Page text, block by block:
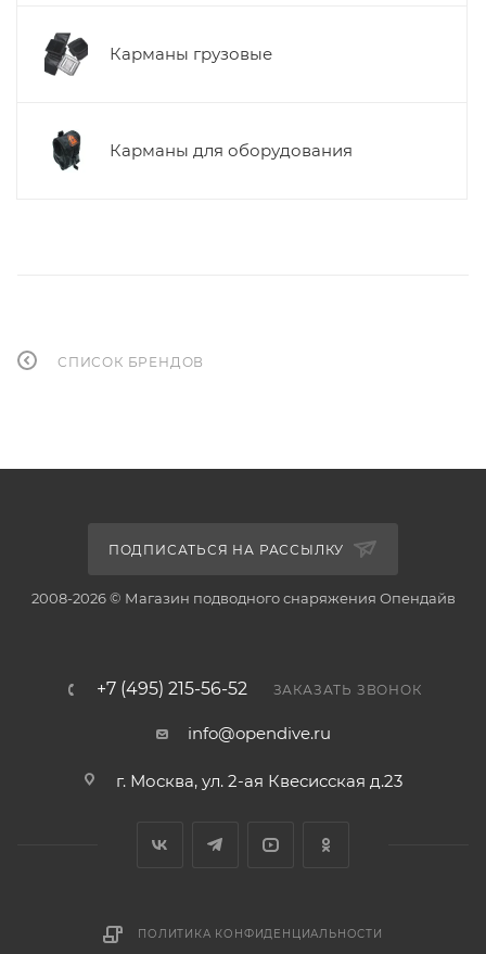
Карманы грузовые
Карманы для оборудования
СПИСОК БРЕНДОВ
ПОДПИСАТЬСЯ НА РАССЫЛКУ
2008-2026 © Магазин подводного снаряжения Опендайв
+7 (495) 215-56-52 ЗАКАЗАТЬ ЗВОНОК
info@opendive.ru
г. Москва, ул. 2-ая Квесисская д.23
ПОЛИТИКА КОНФИДЕНЦИАЛЬНОСТИ